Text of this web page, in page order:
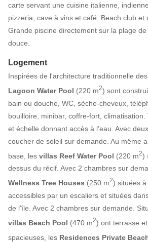
carte servant une cuisine italienne,
pizzeria, cave à vins et café. Beach club et
Grande piscine directement sur la plage
douce.
Logement
Inspirées de l'architecture traditionnelle
Lagoon Water Pool (220 m2) sont
bain ou douche, WC, sèche-cheveux,
bouilloire, minibar, coffre-fort, climatisation.
et échelle donnant accès à l’eau. Avec
coucher de soleil sur demande. Au même
base, les villas Reef Water Pool (220 m2)
dessus du récif. Avec 2 chambres sur
Wellness Tree Houses (250 m2) situées
accessibles par un escaliers et situées
de l’île. Avec 2 chambres sur demande.
villas Beach Pool (470 m2) ont terrasse
spacieuses, les Residences Private